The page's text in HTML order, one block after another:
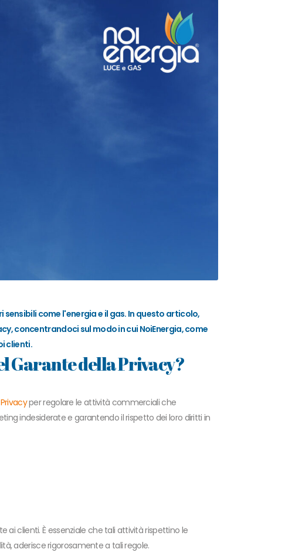
come l'energia e il gas. In questo articolo,
concentrandoci sul modo in cui NoiEnergia, come
clienti.
Garante della Privacy?
per regolare le attività commerciali che
indesiderate e garantendo il rispetto dei loro diritti in
clienti. È essenziale che tali attività rispettino le
aderisce rigorosamente a tali regole.